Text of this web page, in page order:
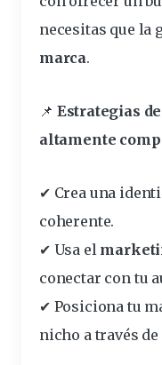
necesitas que la
marca.
📌 Estrategias
altamente
✔ Crea una
coherente.
✔ Usa el
conectar con tu
✔ Posiciona tu
nicho a través